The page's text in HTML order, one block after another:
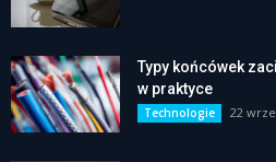
Typy końcówek
w praktyce
Technologie 22